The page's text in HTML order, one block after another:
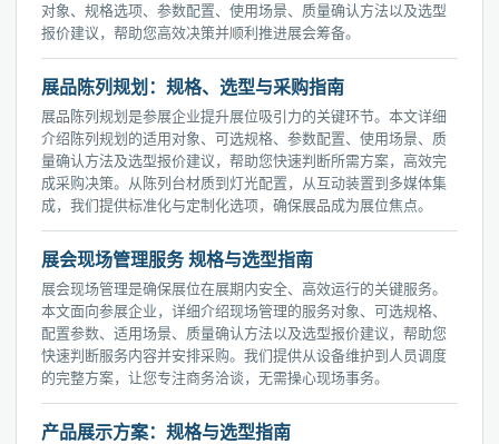
对象、规格选项、参数配置、使用场景、质量确认方法以及选型
报价建议，帮助您高效决策并顺利推进展会筹备。
展品陈列规划：规格、选型与采购指南
展品陈列规划是参展企业提升展位吸引力的关键环节。本文详细
介绍陈列规划的适用对象、可选规格、参数配置、使用场景、质
量确认方法及选型报价建议，帮助您快速判断所需方案，高效完
成采购决策。从陈列台材质到灯光配置，从互动装置到多媒体集
成，我们提供标准化与定制化选项，确保展品成为展位焦点。
展会现场管理服务 规格与选型指南
展会现场管理是确保展位在展期内安全、高效运行的关键服务。
本文面向参展企业，详细介绍现场管理的服务对象、可选规格、
配置参数、适用场景、质量确认方法以及选型报价建议，帮助您
快速判断服务内容并安排采购。我们提供从设备维护到人员调度
的完整方案，让您专注商务洽谈，无需操心现场事务。
产品展示方案：规格与选型指南